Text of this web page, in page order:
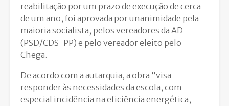
reabilitação por um prazo de execução de cerca
de um ano, foi aprovada por unanimidade pela
maioria socialista, pelos vereadores da AD
(PSD/CDS-PP) e pelo vereador eleito pelo
Chega.
De acordo com a autarquia, a obra “visa
responder às necessidades da escola, com
especial incidência na eficiência energética,